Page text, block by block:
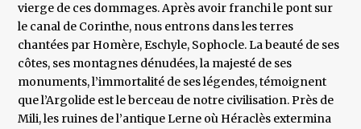
vierge de ces dommages. Après avoir franchi le pont sur
le canal de Corinthe, nous entrons dans les terres
chantées par Homère, Eschyle, Sophocle. La beauté de ses
côtes, ses montagnes dénudées, la majesté de ses
monuments, l’immortalité de ses légendes, témoignent
que l’Argolide est le berceau de notre civilisation. Près de
Mili, les ruines de l’antique Lerne où Héraclès extermina